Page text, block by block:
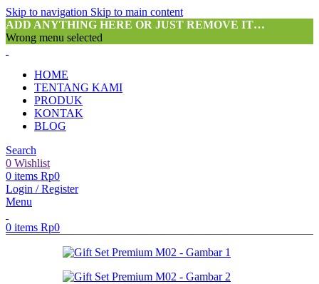
Skip to navigation Skip to main content
ADD ANYTHING HERE OR JUST REMOVE IT…
Wrong menu selected
HOME
TENTANG KAMI
PRODUK
KONTAK
BLOG
Search
0 Wishlist
0 items Rp0
Login / Register
Menu
0 items Rp0